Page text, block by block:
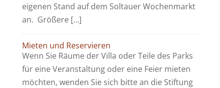
eigenen Stand auf dem Soltauer Wochenmarkt
an. Größere […]
Mieten und Reservieren
Wenn Sie Räume der Villa oder Teile des Parks
für eine Veranstaltung oder eine Feier mieten
möchten, wenden Sie sich bitte an die Stiftung